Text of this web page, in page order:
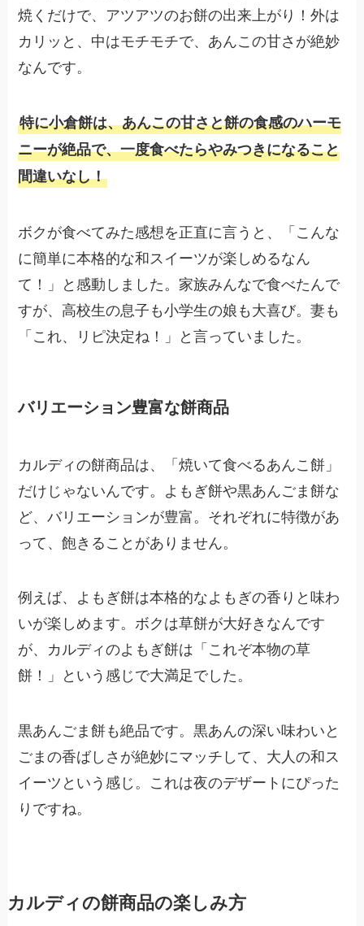
焼くだけで、アツアツのお餅の出来上がり！外は
カリッと、中はモチモチで、あんこの甘さが絶妙
なんです。
特に小倉餅は、あんこの甘さと餅の食感のハーモ
ニーが絶品で、一度食べたらやみつきになること
間違いなし！
ボクが食べてみた感想を正直に言うと、「こんな
に簡単に本格的な和スイーツが楽しめるなん
て！」と感動しました。家族みんなで食べたんで
すが、高校生の息子も小学生の娘も大喜び。妻も
「これ、リピ決定ね！」と言っていました。
バリエーション豊富な餅商品
カルディの餅商品は、「焼いて食べるあんこ餅」
だけじゃないんです。よもぎ餅や黒あんごま餅な
ど、バリエーションが豊富。それぞれに特徴があ
って、飽きることがありません。
例えば、よもぎ餅は本格的なよもぎの香りと味わ
いが楽しめます。ボクは草餅が大好きなんです
が、カルディのよもぎ餅は「これぞ本物の草
餅！」という感じで大満足でした。
黒あんごま餅も絶品です。黒あんの深い味わいと
ごまの香ばしさが絶妙にマッチして、大人の和ス
イーツという感じ。これは夜のデザートにぴった
りですね。
カルディの餅商品の楽しみ方